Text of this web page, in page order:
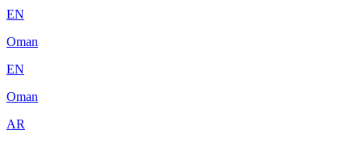
EN
Oman
EN
Oman
AR